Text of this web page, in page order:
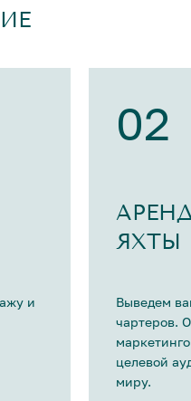
и
02
ЯХТЫ
Выведем
чартеров.
целевой
миру.